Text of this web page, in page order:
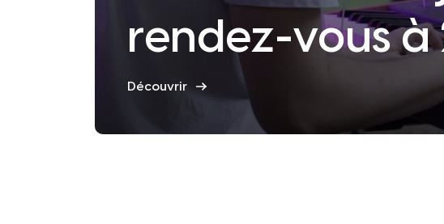
rendez-vous à
Découvrir